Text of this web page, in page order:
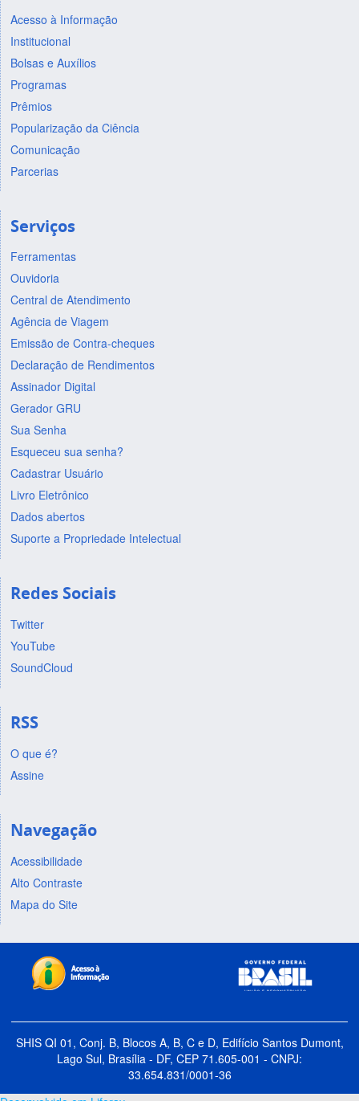
Acesso à Informação
Institucional
Bolsas e Auxílios
Programas
Prêmios
Popularização da Ciência
Comunicação
Parcerias
Serviços
Ferramentas
Ouvidoria
Central de Atendimento
Agência de Viagem
Emissão de Contra-cheques
Declaração de Rendimentos
Assinador Digital
Gerador GRU
Sua Senha
Esqueceu sua senha?
Cadastrar Usuário
Livro Eletrônico
Dados abertos
Suporte a Propriedade Intelectual
Redes Sociais
Twitter
YouTube
SoundCloud
RSS
O que é?
Assine
Navegação
Acessibilidade
Alto Contraste
Mapa do Site
SHIS QI 01, Conj. B, Blocos A, B, C e D, Edifício Santos Dumont,
Lago Sul, Brasília - DF, CEP 71.605-001 - CNPJ:
33.654.831/0001-36